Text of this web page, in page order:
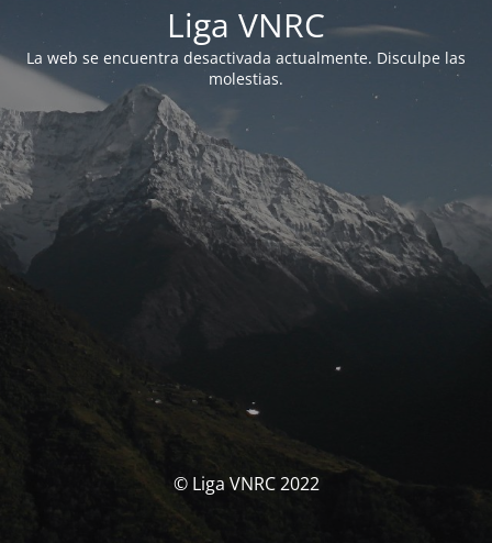
Liga VNRC
La web se encuentra desactivada actualmente. Disculpe las
molestias.
© Liga VNRC 2022